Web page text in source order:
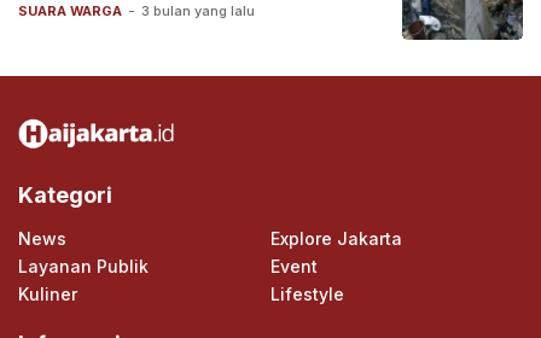
SUARA WARGA - 3 bulan yang lalu
Kategori
News
Explore Jakarta
Layanan Publik
Event
Kuliner
Lifestyle